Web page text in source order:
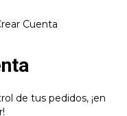
Cuenta
de tus pedidos, ¡en